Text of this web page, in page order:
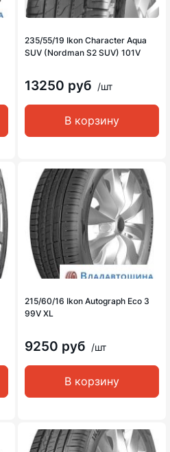
235/55/19 Ikon Character Aqua
SUV (Nordman S2 SUV) 101V
13250 руб /шт
В корзину
215/60/16 Ikon Autograph Eco 3
99V XL
9250 руб /шт
В корзину